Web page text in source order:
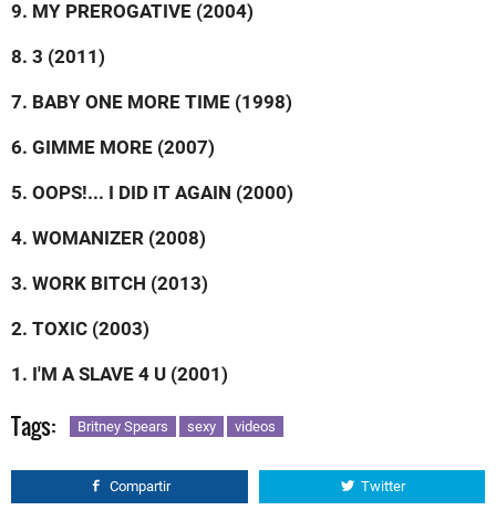
9. MY PREROGATIVE (2004)
8. 3 (2011)
7. BABY ONE MORE TIME (1998)
6. GIMME MORE (2007)
5. OOPS!... I DID IT AGAIN (2000)
4. WOMANIZER (2008)
3. WORK BITCH (2013)
2. TOXIC (2003)
1. I'M A SLAVE 4 U (2001)
Tags: Britney Spears sexy videos
Compartir Twitter